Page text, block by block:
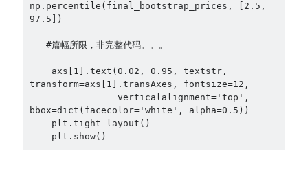
np.percentile(final_bootstrap_prices, [2.5,
97.5])
transform=axs[1].transAxes, fontsize=12,
bbox=dict(facecolor='white', alpha=0.5))
    plt.show()